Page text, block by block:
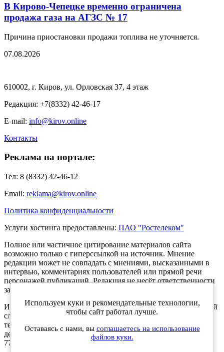
В Кирово-Чепецке временно ограничена
продажа газа на АГЗС № 17
Причина приостановки продажи топлива не уточняется.
07.08.2026
610002, г. Киров, ул. Орловская 37, 4 этаж
Редакция: +7(8332) 42-46-17
E-mail: info@kirov.online
Контакты
Реклама на портале:
Тел: 8 (8332) 42-46-12
Email: reklama@kirov.online
Политика конфиденциальности
Услуги хостинга предоставлены: ПАО "Ростелеком"
Полное или частичное цитирование материалов сайта
возможно только с гиперссылкой на источник. Мнение
редакции может не совпадать с мнениями, высказанными в
интервью, комментариях пользователей или прямой речи
персонажей публикаций. Редакция не несёт ответственности
за текст комментариев читателей.
Интернет-портал Kirov.online зарегистрирован в Федеральной
службе по надзору в сфере связи, информационных
технологий и массовых коммуникаций (Роскомнадзор) 5
декабря 2019 года. Регистрационный номер ЭЛ № ФС 77 -
77189.
Используем куки и рекомендательные технологии,
чтобы сайт работал лучше.
Оставаясь с нами, вы соглашаетесь на использование
файлов куки.